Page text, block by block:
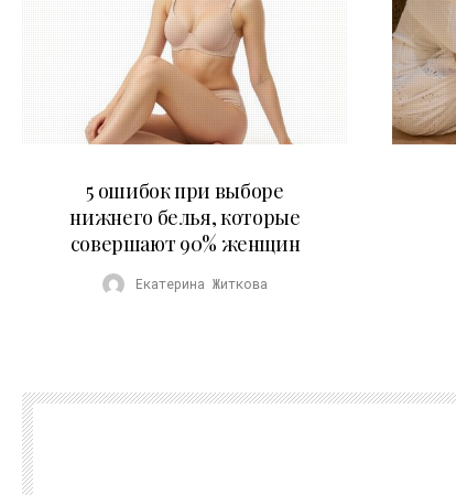
5 ошибок при выборе
нижнего белья, которые
совершают 90% женщин
Екатерина Житкова